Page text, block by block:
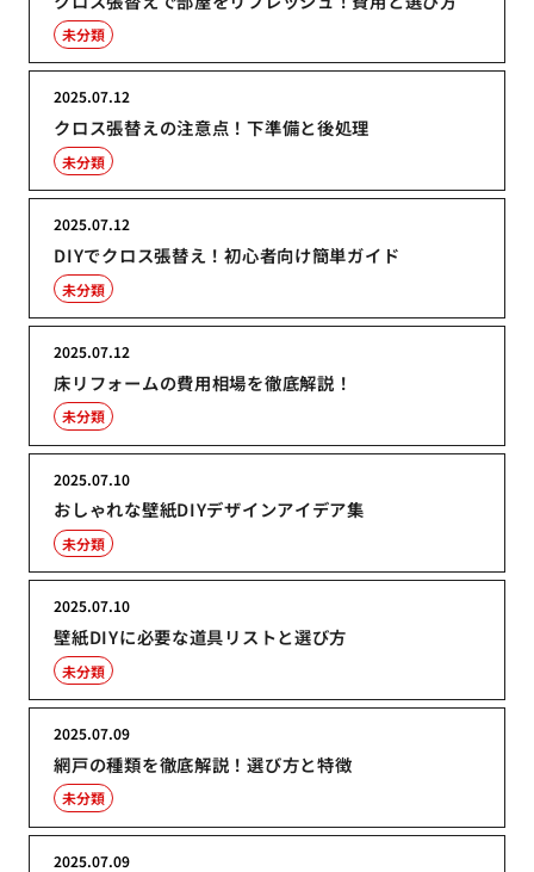
未分類
クロス張替えの注意点！下準備と後処理
2025.07.12
未分類
DIYでクロス張替え！初心者向け簡単ガイド
2025.07.12
未分類
床リフォームの費用相場を徹底解説！
2025.07.12
未分類
おしゃれな壁紙DIYデザインアイデア集
2025.07.10
未分類
壁紙DIYに必要な道具リストと選び方
2025.07.10
未分類
網戸の種類を徹底解説！選び方と特徴
2025.07.09
未分類
2025.07.09